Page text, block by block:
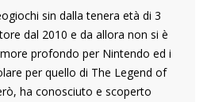
sin dalla tenera età di 3
dal 2010 e da allora non si è
profondo per Nintendo ed i
per quello di The Legend of
ha conosciuto e scoperto